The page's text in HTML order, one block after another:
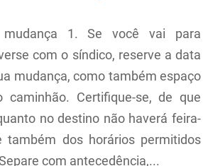
1. Se você vai para
com o síndico, reserve a data
mudança, como também espaço
caminhão. Certifique-se, de que
no destino não haverá feira-
também dos horários permitidos
com antecedência,...